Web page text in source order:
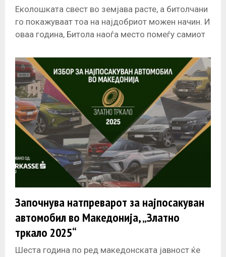
Еколошката свест во земјава расте, а битолчани
го покажуваат тоа на најдобриот можен начин. И
оваа година, Битола наоѓа место помеѓу самиот
Започнува натпреварот за најпосакуван
автомобил во Македонија, „Златно
тркало 2025“
Шеста година по ред македонската јавност ќе